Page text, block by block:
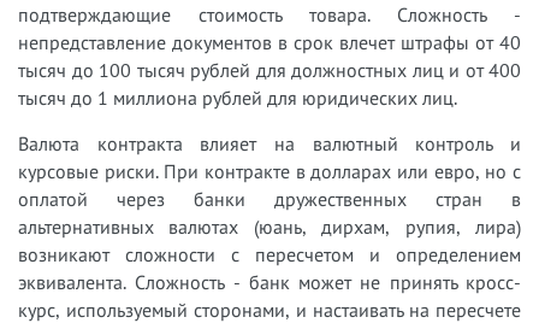
подтверждающие стоимость товара. Сложность -
непредставление документов в срок влечет штрафы от 40
тысяч до 100 тысяч рублей для должностных лиц и от 400
тысяч до 1 миллиона рублей для юридических лиц.
Валюта контракта влияет на валютный контроль и
курсовые риски. При контракте в долларах или евро, но с
оплатой через банки дружественных стран в
альтернативных валютах (юань, дирхам, рупия, лира)
возникают сложности с пересчетом и определением
эквивалента. Сложность - банк может не принять кросс-
курс, используемый сторонами, и настаивать на пересчете